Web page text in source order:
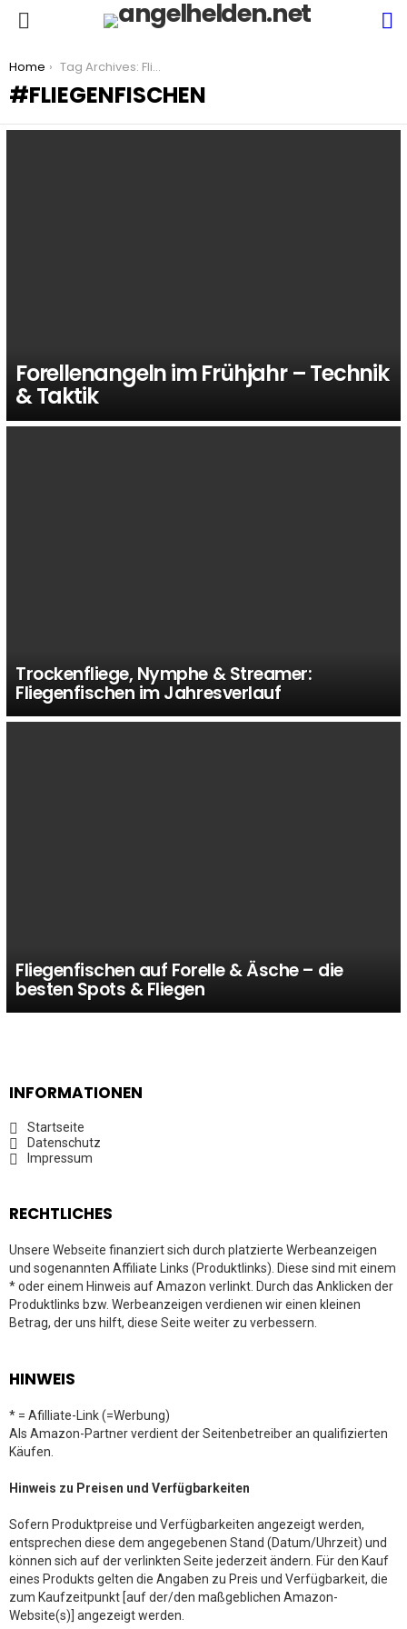
You are here:
Home Tag Archives: Fliegenfischen
FLIEGENFISCHEN
Forellenangeln im Frühjahr – Technik
& Taktik
Trockenfliege, Nymphe & Streamer:
Fliegenfischen im Jahresverlauf
Fliegenfischen auf Forelle & Äsche – die
besten Spots & Fliegen
INFORMATIONEN
Startseite
Datenschutz
Impressum
RECHTLICHES
Unsere Webseite finanziert sich durch platzierte Werbeanzeigen
und sogenannten Affiliate Links (Produktlinks). Diese sind mit einem
* oder einem Hinweis auf Amazon verlinkt. Durch das Anklicken der
Produktlinks bzw. Werbeanzeigen verdienen wir einen kleinen
Betrag, der uns hilft, diese Seite weiter zu verbessern.
HINWEIS
* = Afilliate-Link (=Werbung)
Als Amazon-Partner verdient der Seitenbetreiber an qualifizierten
Käufen.
Hinweis zu Preisen und Verfügbarkeiten
Sofern Produktpreise und Verfügbarkeiten angezeigt werden,
entsprechen diese dem angegebenen Stand (Datum/Uhrzeit) und
können sich auf der verlinkten Seite jederzeit ändern. Für den Kauf
eines Produkts gelten die Angaben zu Preis und Verfügbarkeit, die
zum Kaufzeitpunkt [auf der/den maßgeblichen Amazon-
Website(s)] angezeigt werden.